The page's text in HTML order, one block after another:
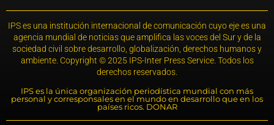
IPS es una institución internacional de comunicación cuyo eje es una
agencia mundial de noticias que amplifica las voces del Sur y de la
sociedad civil sobre desarrollo, globalización, derechos humanos y
ambiente. Copyright © 2025 IPS-Inter Press Service. Todos los
derechos reservados.
IPS es la única organización periodística mundial con más
personal y corresponsales en el mundo en desarrollo que en los
países ricos. DONAR